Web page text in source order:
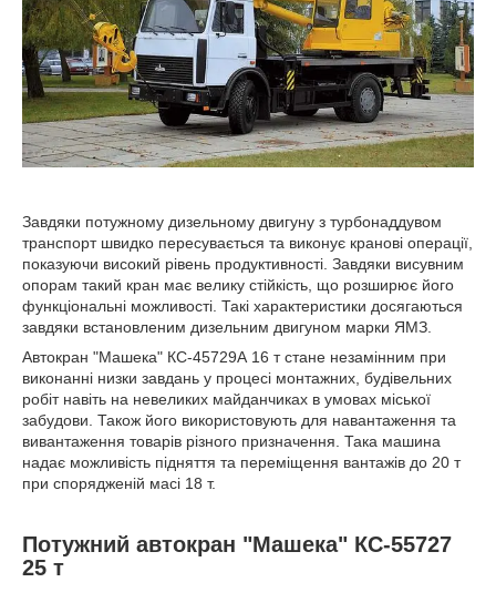
Завдяки потужному дизельному двигуну з турбонаддувом
транспорт швидко пересувається та виконує кранові операції,
показуючи високий рівень продуктивності. Завдяки висувним
опорам такий кран має велику стійкість, що розширює його
функціональні можливості. Такі характеристики досягаються
завдяки встановленим дизельним двигуном марки ЯМЗ.
Автокран "Машека" КС-45729А 16 т стане незамінним при
виконанні низки завдань у процесі монтажних, будівельних
робіт навіть на невеликих майданчиках в умовах міської
забудови. Також його використовують для навантаження та
вивантаження товарів різного призначення. Така машина
надає можливість підняття та переміщення вантажів до 20 т
при спорядженій масі 18 т.
Потужний автокран "Машека" КС-55727
25 т